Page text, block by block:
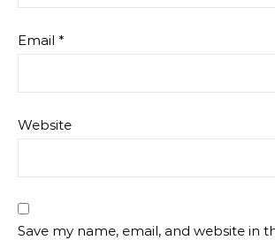
Email *
Website
Save my name, email, and website in